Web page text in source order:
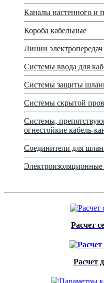
Каналы настенного и
Короба кабельные
Линии
Системы ввода для
Системы защиты
Системы скрытой
Системы,
огнестойкие кабель-
Соединители для
Расчет
Расчет